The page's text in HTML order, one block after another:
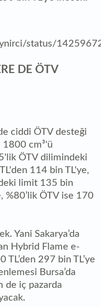
status/
DE ÖTV
ciddi ÖTV desteği
1800 cm³'ü
ÖTV dilimindeki
114 bin TL'ye,
limit 135 bin
%80’lik ÖTV ise 170
Yani Sakarya’da
Hybrid Flame e-
TL’den 297 bin TL’ye
Bursa’da
de iç pazarda